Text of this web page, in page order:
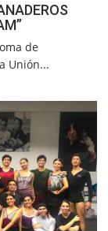
de
Unión...